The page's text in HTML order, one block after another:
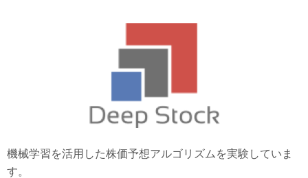
機械学習を活用した株価予想アルゴリズムを実験していま
す。